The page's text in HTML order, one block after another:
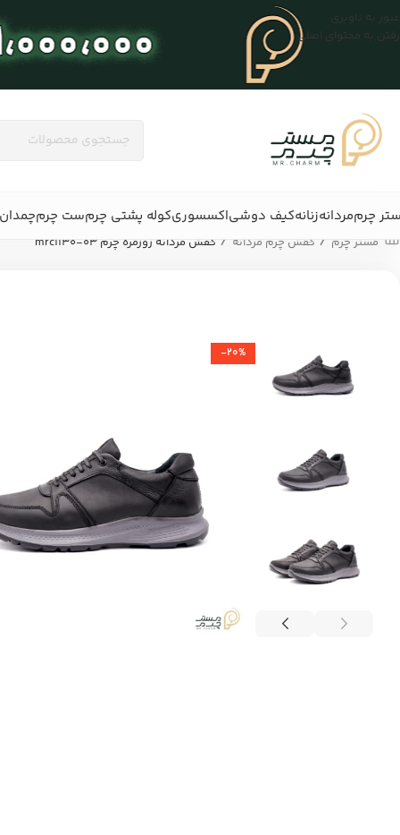
عبور به ناوبری
رفتن به محتوای اصلی
چرممردانهزنانهکیف دوشیاکسسوریکوله پشتی چرمست چرم
مستر چرم / کفش چرم مردانه / کفش مردانه روزمره چرم mrc1130-03
-20%